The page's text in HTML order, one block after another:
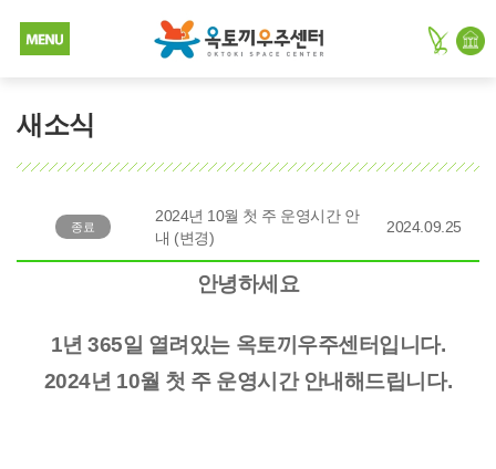
새소식
종료
2024년 10월 첫 주 운영시간 안
내 (변경)
2024.09.25
안녕하세요
1년 365일 열려있는 옥토끼우주센터입니다.
2024년 10월 첫 주 운영시간 안내해드립니다.